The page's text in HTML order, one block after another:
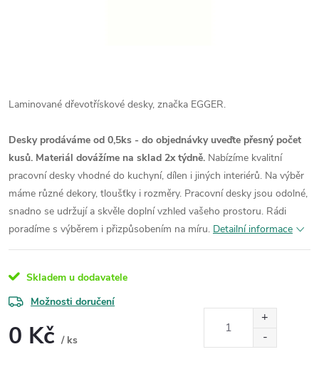
Laminované dřevotřískové desky, značka EGGER.
Desky prodáváme od 0,5ks - do objednávky uveďte přesný počet
kusů. Materiál dovážíme na sklad 2x týdně. Nabízíme kvalitní
pracovní desky vhodné do kuchyní, dílen i jiných interiérů. Na výběr
máme různé dekory, tloušťky i rozměry. Pracovní desky jsou odolné,
snadno se udržují a skvěle doplní vzhled vašeho prostoru. Rádi
poradíme s výběrem i přizpůsobením na míru. Detailní informace
Skladem u dodavatele
Možnosti doručení
0 Kč / ks